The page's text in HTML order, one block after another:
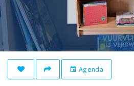
Slapen
Recreatief
Winkels
Winkelgebiedenevent Agenda